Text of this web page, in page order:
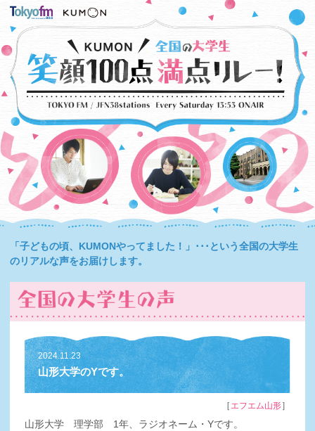
「子どもの頃、KUMONやってました！」･･･という全国の大学生
のリアルな声をお届けします。
2024.11.23
山形大学のYです。
［ エフエム山形］
山形大学 理学部 1年、ラジオネーム・Yです。